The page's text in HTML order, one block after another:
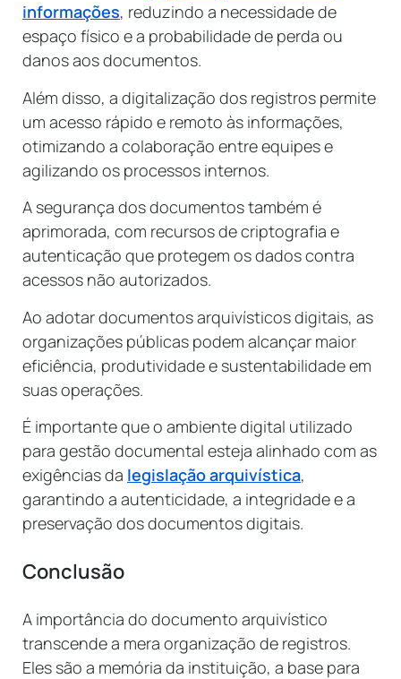
informações, reduzindo a necessidade de
espaço físico e a probabilidade de perda ou
danos aos documentos.
Além disso, a digitalização dos registros permite
um acesso rápido e remoto às informações,
otimizando a colaboração entre equipes e
agilizando os processos internos.
A segurança dos documentos também é
aprimorada, com recursos de criptografia e
autenticação que protegem os dados contra
acessos não autorizados.
Ao adotar documentos arquivísticos digitais, as
organizações públicas podem alcançar maior
eficiência, produtividade e sustentabilidade em
suas operações.
É importante que o ambiente digital utilizado
para gestão documental esteja alinhado com as
exigências da legislação arquivística,
garantindo a autenticidade, a integridade e a
preservação dos documentos digitais.
Conclusão
A importância do documento arquivístico
transcende a mera organização de registros.
Eles são a memória da instituição, a base para